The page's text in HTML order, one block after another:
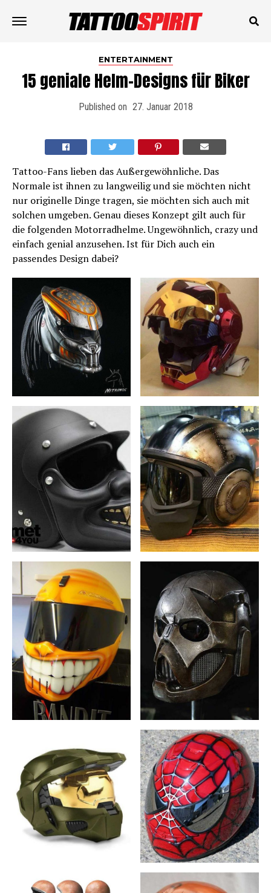
ENTERTAINMENT
15 geniale Helm-Designs für Biker
Published on 27. Januar 2018
Tattoo-Fans lieben das Außergewöhnliche. Das
Normale ist ihnen zu langweilig und sie möchten nicht
nur originelle Dinge tragen, sie möchten sich auch mit
solchen umgeben. Genau dieses Konzept gilt auch für
die folgenden Motorradhelme. Ungewöhnlich, crazy und
einfach genial anzusehen. Ist für Dich auch ein
passendes Design dabei?